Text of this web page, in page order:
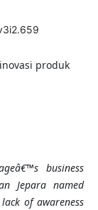
produk
business
Jepara named
of awareness